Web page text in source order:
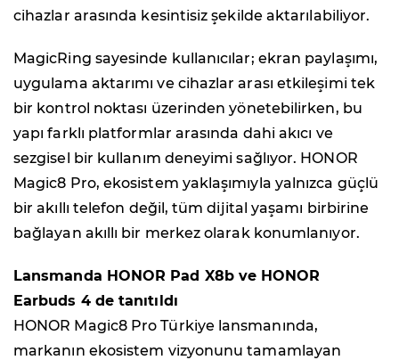
cihazlar arasında kesintisiz şekilde aktarılabiliyor.
MagicRing sayesinde kullanıcılar; ekran paylaşımı,
uygulama aktarımı ve cihazlar arası etkileşimi tek
bir kontrol noktası üzerinden yönetebilirken, bu
yapı farklı platformlar arasında dahi akıcı ve
sezgisel bir kullanım deneyimi sağlıyor. HONOR
Magic8 Pro, ekosistem yaklaşımıyla yalnızca güçlü
bir akıllı telefon değil, tüm dijital yaşamı birbirine
bağlayan akıllı bir merkez olarak konumlanıyor.
Lansmanda HONOR Pad X8b ve HONOR
Earbuds 4 de tanıtıldı
HONOR Magic8 Pro Türkiye lansmanında,
markanın ekosistem vizyonunu tamamlayan